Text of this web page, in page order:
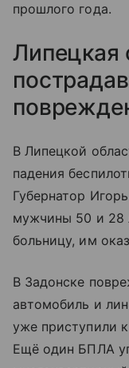
прошлого года.
Липецкая
В Липецкой
падения
Губернатор
мужчины 50 и 28
больницу, им
В Задонске
автомобиль и
уже приступили
Ещё один БПЛА